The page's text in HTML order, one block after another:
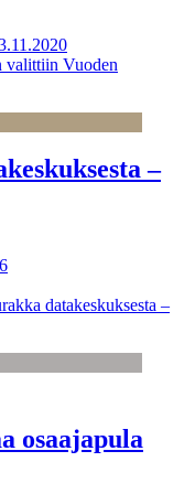
valittiin Vuoden
–
datakeskuksesta –
osaajapula